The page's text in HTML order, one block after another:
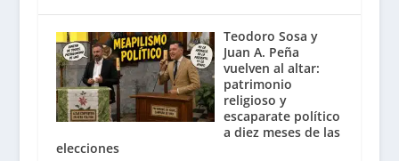
Teodoro Sosa y
Juan A. Peña
vuelven al altar:
patrimonio
religioso y
escaparate político
a diez meses de las
elecciones